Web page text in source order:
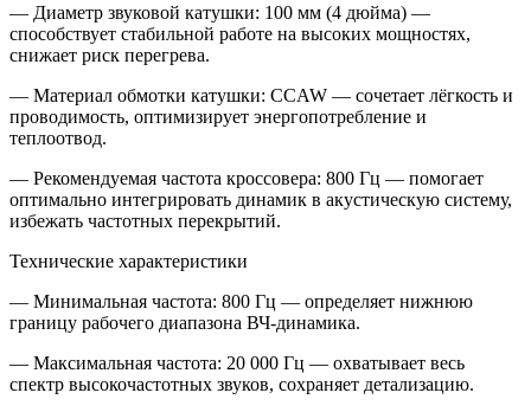
— Диаметр звуковой катушки: 100 мм (4 дюйма) —
способствует стабильной работе на высоких мощностях,
снижает риск перегрева.
— Материал обмотки катушки: CCAW — сочетает лёгкость и
проводимость, оптимизирует энергопотребление и
теплоотвод.
— Рекомендуемая частота кроссовера: 800 Гц — помогает
оптимально интегрировать динамик в акустическую систему,
избежать частотных перекрытий.
Технические характеристики
— Минимальная частота: 800 Гц — определяет нижнюю
границу рабочего диапазона ВЧ‑динамика.
— Максимальная частота: 20 000 Гц — охватывает весь
спектр высокочастотных звуков, сохраняет детализацию.